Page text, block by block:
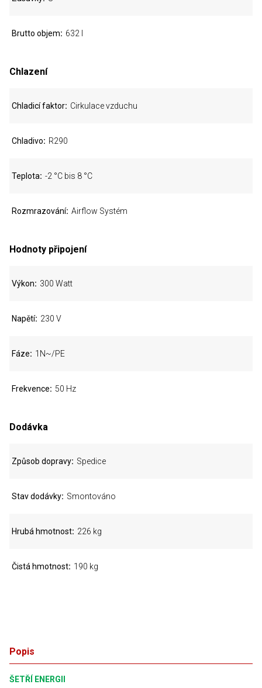
Popis
ŠETŘÍ ENERGII
Brutto objem 632 l
Chlazení
Chladicí faktor Cirkulace vzduchu
Chladivo R290
Teplota -2 °C bis 8 °C
Rozmrazování Airflow Systém
Hodnoty připojení
Výkon 300 Watt
Napětí 230 V
Fáze 1N~/PE
Frekvence 50 Hz
Dodávka
Způsob dopravy Spedice
Stav dodávky Smontováno
Hrubá hmotnost 226 kg
Čistá hmotnost 190 kg